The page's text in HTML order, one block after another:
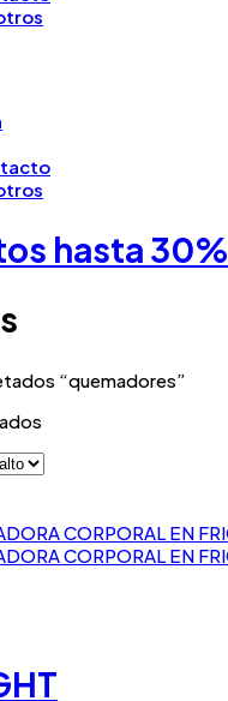
hasta 30%
“quemadores”
alto